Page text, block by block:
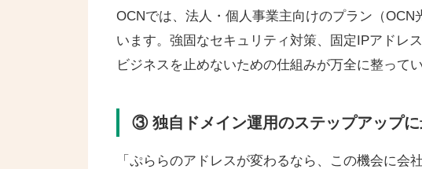
OCNでは、法人・個人事業主向けのプラン（
います。強固なセキュリティ対策、固定IPアドレ
ビジネスを止めないための仕組みが万全に整ってい
③ 独自ドメイン運用のステップアップに
「ぷららのアドレスが変わるなら、この機会に会